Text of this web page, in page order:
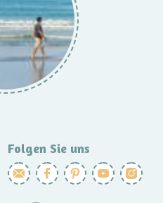
Folgen Sie uns